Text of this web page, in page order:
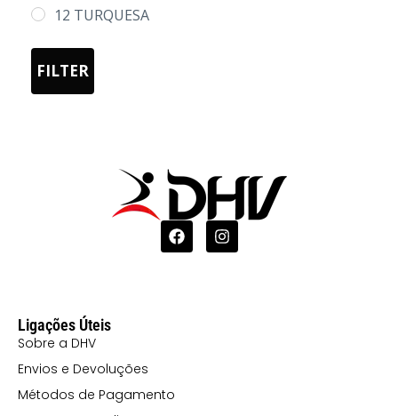
12 TURQUESA
125 DAMA
ROSA FLUOR
221 AMARELO
223 LARANJA
FLUOR
225 LIMA
FILTER
Ligações Úteis
Sobre a DHV
Envios e Devoluções
Métodos de Pagamento